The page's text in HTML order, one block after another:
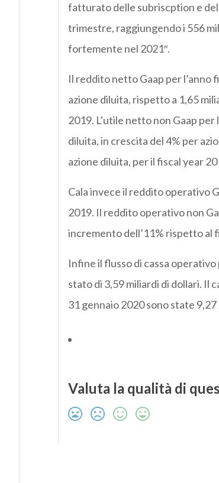
fatturato delle subriscption e
trimestre, raggiungendo i 556
fortemente nel 2021″.
Il reddito netto Gaap per l’anno
azione diluita, rispetto a 1,65
2019. L’utile netto non Gaap
diluita, in crescita del 4% per
azione diluita, per il fiscal year
Cala invece il reddito operativo
2019. Il reddito operativo non
incremento dell’11% rispetto al
Infine il flusso di cassa
stato di 3,59 miliardi di dollari. Il
31 gennaio 2020 sono state
Valuta la qualità di